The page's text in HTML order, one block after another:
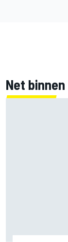
Net binnen